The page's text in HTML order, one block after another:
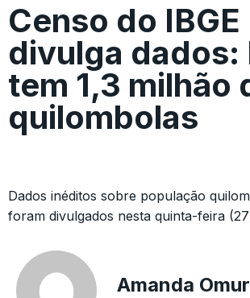
Censo do IBGE
divulga dados:
tem 1,3 milhão
quilombolas
Dados inéditos sobre população
foram divulgados nesta quinta-feira
Amanda